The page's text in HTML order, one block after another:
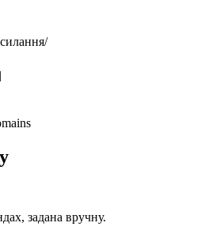
/
задана вручну.